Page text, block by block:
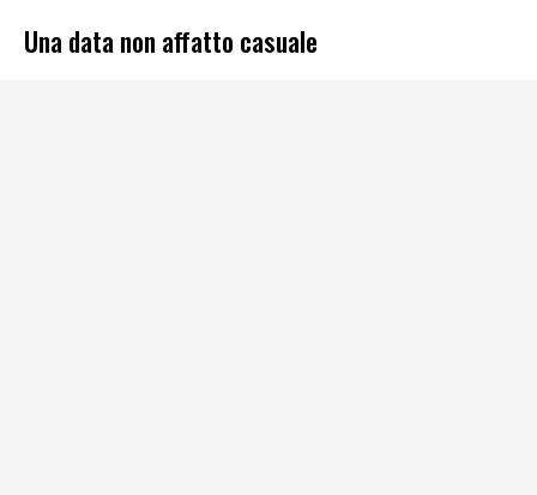
Una data non affatto casuale